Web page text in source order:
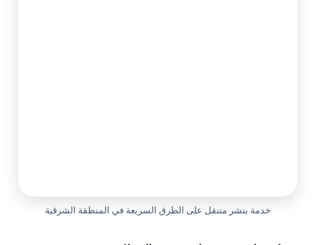
خدمة بنشر متنقل على الطرق السريعة في المنطقة الشرقية